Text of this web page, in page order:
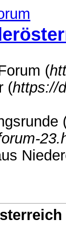
(
(https://